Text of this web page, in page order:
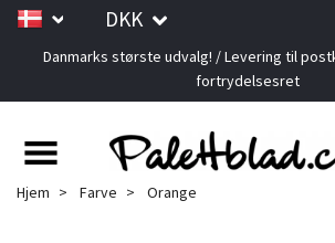
DKK
Danmarks største udvalg! / Levering til
fortrydelsesret
Hjem Farve Orange